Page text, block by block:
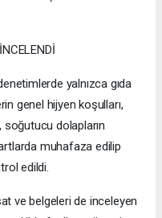
yalnızca gıda
genel hijyen koşulları,
dolapların
muhafaza edilip
edildi.
ve belgeleri de inceleyen